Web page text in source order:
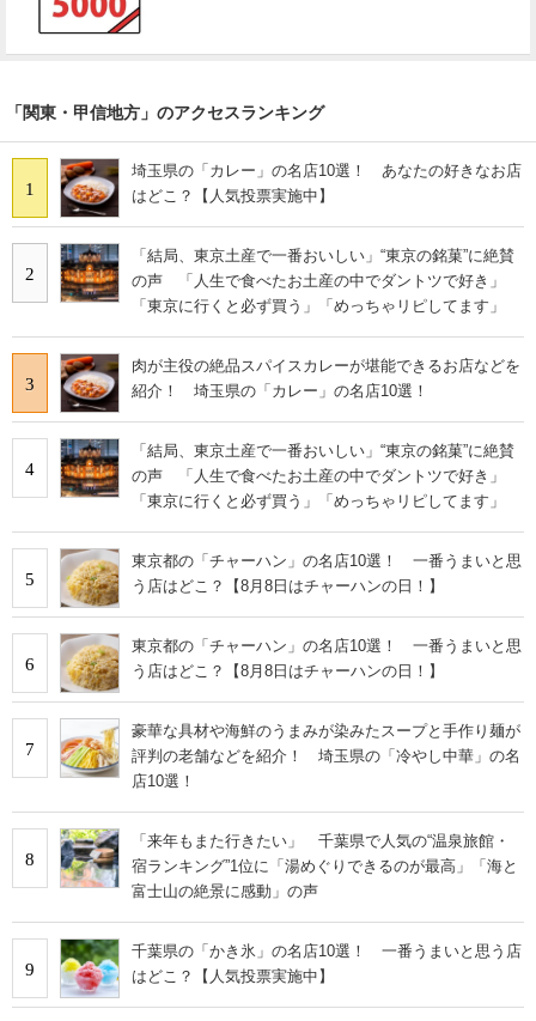
「関東・甲信地方」のアクセスランキング
1
埼玉県の「カレー」の名店10選！ あなたの好きなお店
はどこ？【人気投票実施中】
2
「結局、東京土産で一番おいしい」“東京の銘菓”に絶賛
の声 「人生で食べたお土産の中でダントツで好き」
「東京に行くと必ず買う」「めっちゃリピしてます」
3
肉が主役の絶品スパイスカレーが堪能できるお店などを
紹介！ 埼玉県の「カレー」の名店10選！
4
「結局、東京土産で一番おいしい」“東京の銘菓”に絶賛
の声 「人生で食べたお土産の中でダントツで好き」
「東京に行くと必ず買う」「めっちゃリピしてます」
5
東京都の「チャーハン」の名店10選！ 一番うまいと思
う店はどこ？【8月8日はチャーハンの日！】
6
東京都の「チャーハン」の名店10選！ 一番うまいと思
う店はどこ？【8月8日はチャーハンの日！】
7
豪華な具材や海鮮のうまみが染みたスープと手作り麺が
評判の老舗などを紹介！ 埼玉県の「冷やし中華」の名
店10選！
8
「来年もまた行きたい」 千葉県で人気の“温泉旅館・
宿ランキング”1位に「湯めぐりできるのが最高」「海と
富士山の絶景に感動」の声
9
千葉県の「かき氷」の名店10選！ 一番うまいと思う店
はどこ？【人気投票実施中】